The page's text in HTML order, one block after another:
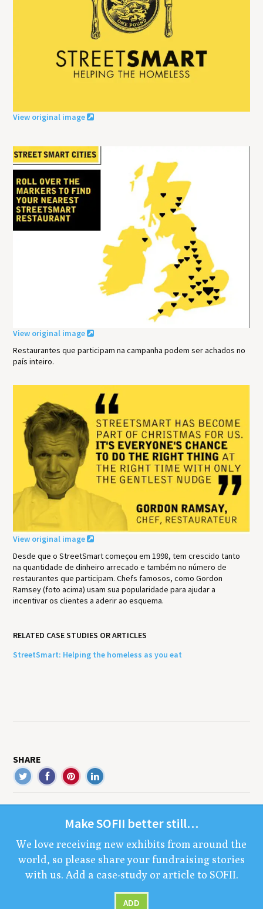
View original image
View original image
Restaurantes que participam na campanha podem ser achados no
país inteiro.
View original image
Desde que o StreetSmart começou em 1998, tem crescido tanto
na quantidade de dinheiro arrecado e também no número de
restaurantes que participam. Chefs famosos, como Gordon
Ramsey (foto acima) usam sua popularidade para ajudar a
incentivar os clientes a aderir ao esquema.
RELATED CASE STUDIES OR ARTICLES
StreetSmart: Helping the homeless as you eat
SHARE
MakeSOFII bet­ter still…
We love receiv­ing new exhibits from around the
world, so please share your fundrais­ing sto­ries
with us. Add a case-study or arti­cle to SOFII.
ADD